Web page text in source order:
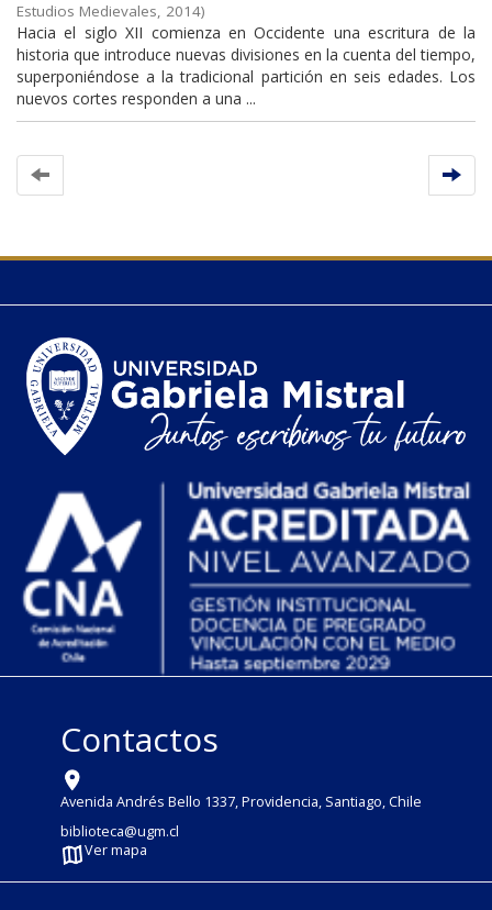
Estudios Medievales, 2014)
Hacia el siglo XII comienza en Occidente una escritura de la
historia que introduce nuevas divisiones en la cuenta del tiempo,
superponiéndose a la tradicional partición en seis edades. Los
nuevos cortes responden a una ...
Contactos
Avenida Andrés Bello 1337, Providencia, Santiago, Chile
biblioteca@ugm.cl
Ver mapa